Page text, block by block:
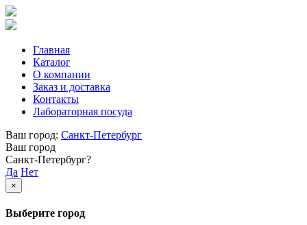
Главная
Каталог
О компании
Заказ и доставка
Контакты
Лабораторная посуда
Ваш город: Санкт-Петербург
Ваш город
Санкт-Петербург?
Да Нет
×
Выберите город